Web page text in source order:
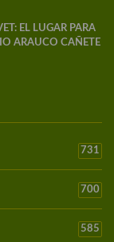
EL LUGAR PARA
ARAUCO CAÑETE
731
700
585